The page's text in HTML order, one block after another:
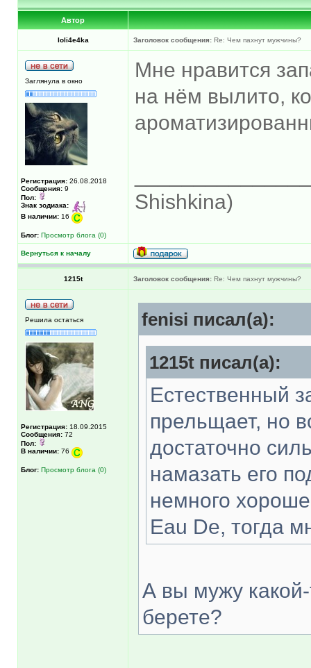
Автор
loli4e4ka Заголовок сообщения: Re: Чем пахнут мужчины?
Заглянула в окно
Регистрация: 26.08.2018
Сообщения: 9
Пол:
Знак зодиака:
В наличии: 16
Блог: Просмотр блога (0)
Мне нравится
на нём вылито,
Shishkina)
Вернуться к началу
1215t Заголовок сообщения: Re: Чем пахнут мужчины?
Решила остаться
Регистрация: 18.09.2015
Сообщения: 72
Пол:
В наличии: 76
Блог: Просмотр блога (0)
fenisi писал(а):
1215t писал(а):
Естественный
прельщает, но
достаточно
намазать его
немного
Eau De, тогда
А вы мужу
берете?